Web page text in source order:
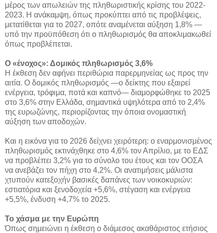
μέρος των απωλειών της πληθωριστικής κρίσης του 2022-
2023. Η ανάκαμψη, όπως προκύπτει από τις προβλέψεις,
μετατίθεται για το 2027, οπότε αναμένεται αύξηση 1,8% —
υπό την προϋπόθεση ότι ο πληθωρισμός θα αποκλιμακωθεί
όπως προβλέπεται.
Ο «ένοχος»: Δομικός πληθωρισμός 3,6%
Η έκθεση δεν αφήνει περιθώρια παρερμηνείας ως προς την
αιτία. Ο δομικός πληθωρισμός —ο δείκτης που εξαιρεί
ενέργεια, τρόφιμα, ποτά και καπνό— διαμορφώθηκε το 2025
στο 3,6% στην Ελλάδα, σημαντικά υψηλότερα από το 2,4%
της ευρωζώνης, περιορίζοντας την όποια ονομαστική
αύξηση των αποδοχών.
Και η εικόνα για το 2026 δείχνει χειρότερη: ο εναρμονισμένος
πληθωρισμός εκτινάχθηκε στο 4,6% τον Απρίλιο, με το ΕΔΣ
να προβλέπει 3,2% για το σύνολο του έτους και τον ΟΟΣΑ
να ανεβάζει τον πήχη στο 4,2%. Οι ανατιμήσεις μάλιστα
χτυπούν κατεξοχήν βασικές δαπάνες των νοικοκυριών:
εστιατόρια και ξενοδοχεία +5,6%, στέγαση και ενέργεια
+5,5%, ένδυση +4,7% το 2025.
Το χάσμα με την Ευρώπη
Όπως σημειώνει η έκθεση ο διάμεσος ακαθάριστος ετήσιος